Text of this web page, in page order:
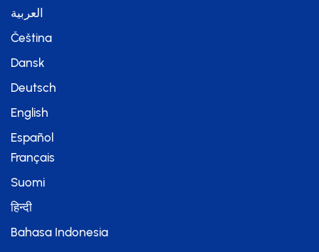
العربية
Čeština
Dansk
Deutsch
English
Español
Français
Suomi
हिन्दी
Bahasa Indonesia